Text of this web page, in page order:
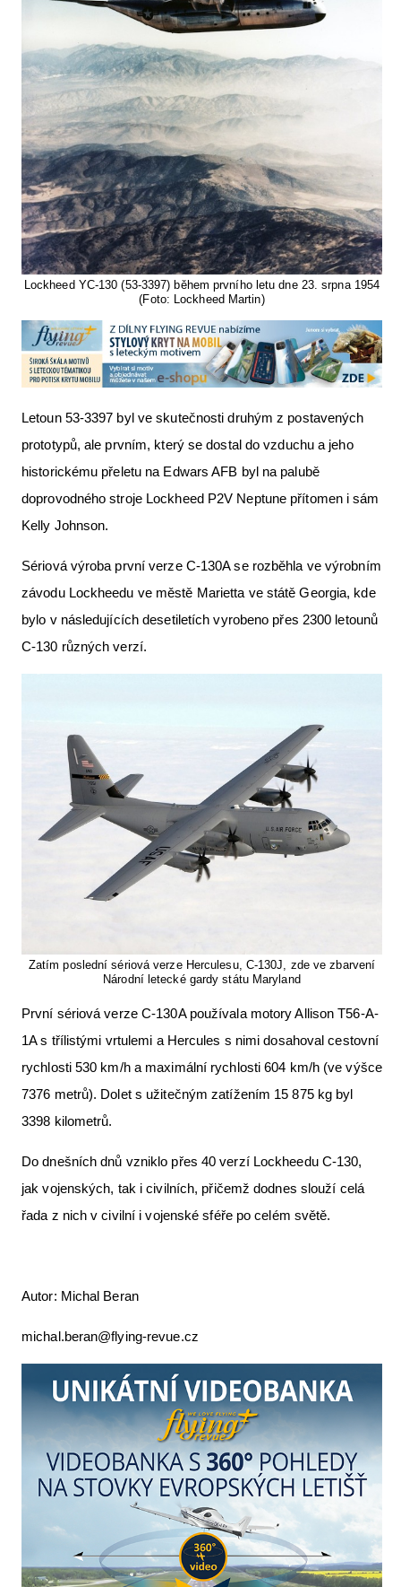
Lockheed YC-130 (53-3397) během prvního letu dne 23. srpna 1954
(Foto: Lockheed Martin)
Letoun 53-3397 byl ve skutečnosti druhým z postavených
prototypů, ale prvním, který se dostal do vzduchu a jeho
historickému přeletu na Edwars AFB byl na palubě
doprovodného stroje Lockheed P2V Neptune přítomen i sám
Kelly Johnson.
Sériová výroba první verze C-130A se rozběhla ve výrobním
závodu Lockheedu ve městě Marietta ve státě Georgia, kde
bylo v následujících desetiletích vyrobeno přes 2300 letounů
C-130 různých verzí.
Zatím poslední sériová verze Herculesu, C-130J, zde ve zbarvení
Národní letecké gardy státu Maryland
První sériová verze C-130A používala motory Allison T56-A-
1A s třílistými vrtulemi a Hercules s nimi dosahoval cestovní
rychlosti 530 km/h a maximální rychlosti 604 km/h (ve výšce
7376 metrů). Dolet s užitečným zatížením 15 875 kg byl
3398 kilometrů.
Do dnešních dnů vzniklo přes 40 verzí Lockheedu C-130,
jak vojenských, tak i civilních, přičemž dodnes slouží celá
řada z nich v civilní i vojenské sféře po celém světě.
Autor: Michal Beran
michal.beran@flying-revue.cz